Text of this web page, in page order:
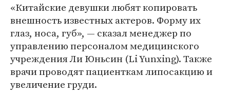
«Китайские девушки любят копировать
внешность известных актеров. Форму их
глаз, носа, губ», — сказал менеджер по
управлению персоналом медицинского
учреждения Ли Юньсин (Li Yunxing). Также
врачи проводят пациенткам липосакцию и
увеличение груди.